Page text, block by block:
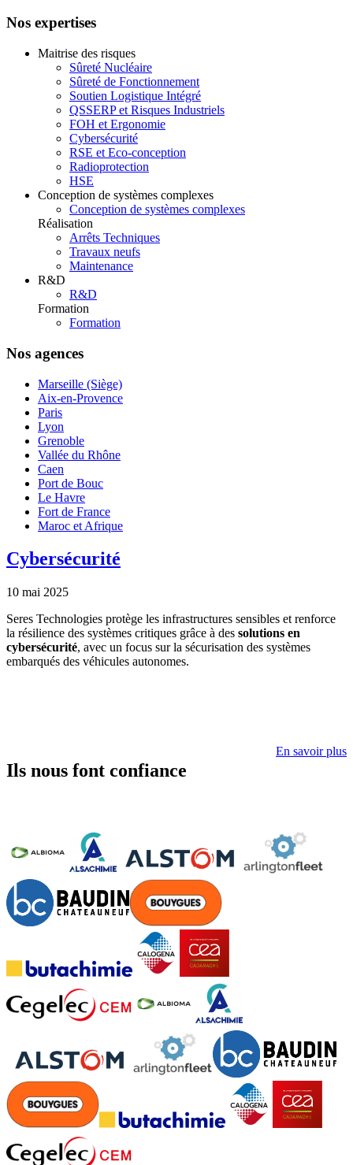
Nos expertises
Maitrise des risques
Sûreté Nucléaire
Sûreté de Fonctionnement
Soutien Logistique Intégré
QSSERP et Risques Industriels
FOH et Ergonomie
Cybersécurité
RSE et Eco-conception
Radioprotection
HSE
Conception de systèmes complexes
Conception de systèmes complexes
Réalisation
Arrêts Techniques
Travaux neufs
Maintenance
R&D
R&D
Formation
Formation
Nos agences
Marseille (Siège)
Aix-en-Provence
Paris
Lyon
Grenoble
Vallée du Rhône
Caen
Port de Bouc
Le Havre
Fort de France
Maroc et Afrique
Cybersécurité
10 mai 2025
Seres Technologies protège les infrastructures sensibles et renforce
la résilience des systèmes critiques grâce à des solutions en
cybersécurité, avec un focus sur la sécurisation des systèmes
embarqués des véhicules autonomes.
Ils nous font confiance
En savoir plus